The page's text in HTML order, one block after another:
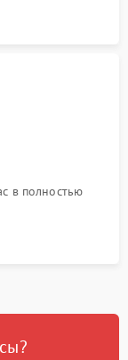
в полностью